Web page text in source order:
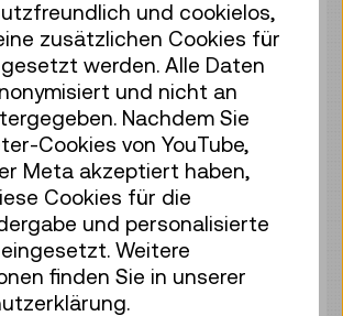
–15:30
Tickets
–16:00
–17:00
und cookielos,
zusätzlichen Cookies für
werden. Alle Daten
und nicht an
Nachdem Sie
Cookies von YouTube,
Meta akzeptiert haben,
Cookies für die
und personalisierte
Weitere
finden Sie in unserer